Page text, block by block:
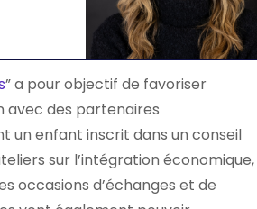
” a pour objectif de favoriser
avec des partenaires
un enfant inscrit dans un conseil
sur l’intégration économique,
occasions d’échanges et de